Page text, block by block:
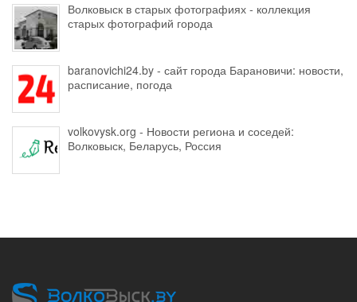
Волковыск в старых фотографиях - коллекция
старых фотографий города
baranovichi24.by - сайт города Барановичи: новости,
расписание, погода
volkovysk.org - Новости региона и соседей:
Волковыск, Беларусь, Россия